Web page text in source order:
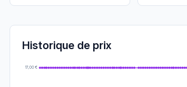
Historique de prix
17,00 €